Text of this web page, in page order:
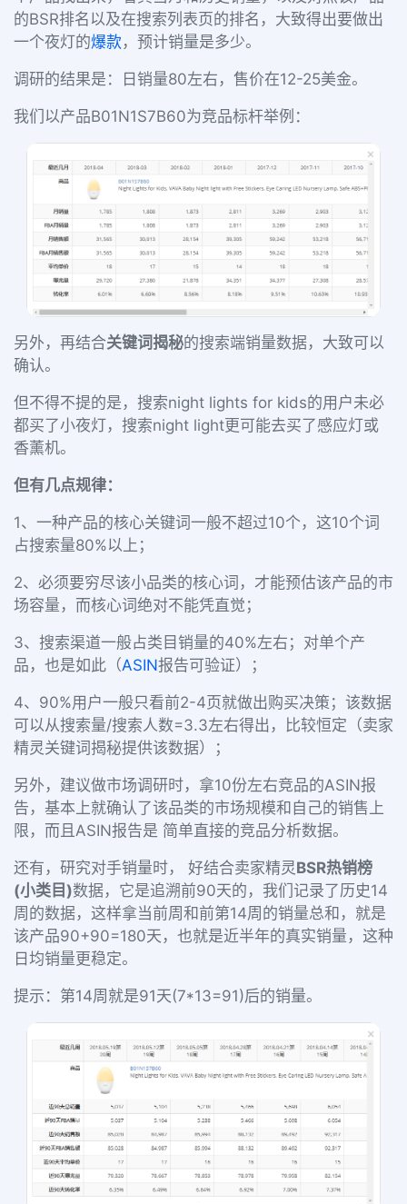
的BSR排名以及在搜索列表页的排名，大致得出要做出
一个夜灯的爆款 ，预计销量是多少。
调研的结果是：日销量80左右，售价在12-25美金。
我们以产品B01N1S7B60为竞品标杆举例：
另外，再结合关键词揭秘的搜索端销量数据，大致可以
确认。
但不得不提的是，搜索night lights for kids的用户未必
都买了小夜灯，搜索night light更可能去买了感应灯或
香薰机。
但有几点规律：
1、一种产品的核心关键词一般不超过10个，这10个词
占搜索量80%以上；
2、必须要穷尽该小品类的核心词，才能预估该产品的市
场容量，而核心词绝对不能凭直觉；
3、搜索渠道一般占类目销量的40%左右；对单个产
品，也是如此（ASIN报告可验证）；
4、90%用户一般只看前2-4页就做出购买决策；该数据
可以从搜索量/搜索人数=3.3左右得出，比较恒定（卖家
精灵关键词揭秘提供该数据）；
另外，建议做市场调研时，拿10份左右竞品的ASIN报
告，基本上就确认了该品类的市场规模和自己的销售上
限，而且ASIN报告是 简单直接的竞品分析数据。
还有，研究对手销量时， 好结合卖家精灵BSR热销榜
(小类目)数据，它是追溯前90天的，我们记录了历史14
周的数据，这样拿当前周和前第14周的销量总和，就是
该产品90+90=180天，也就是近半年的真实销量，这种
日均销量更稳定。
提示：第14周就是91天(7*13=91)后的销量。